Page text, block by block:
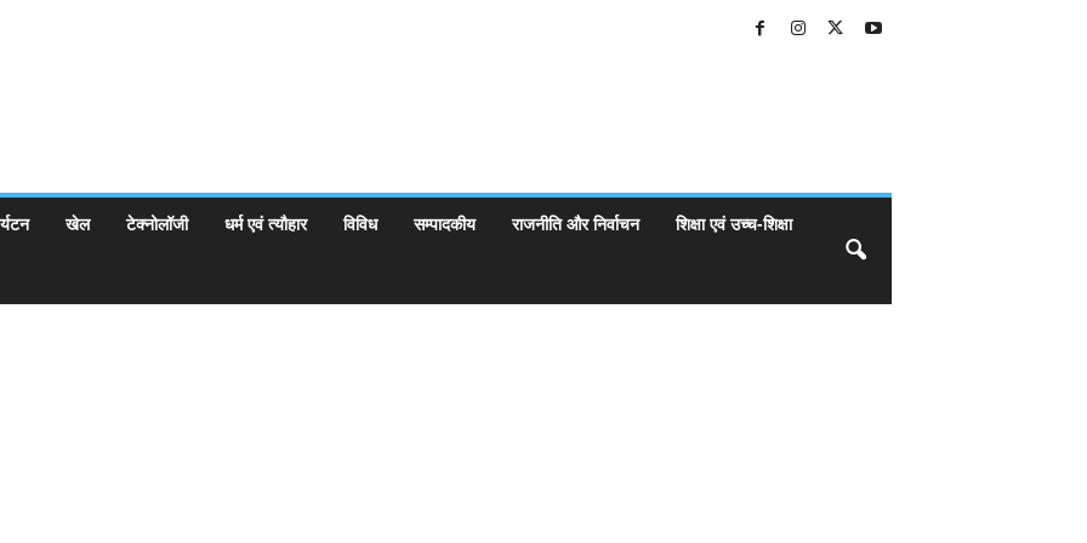
खेल टेक्नोलॉजी धर्म एवं त्यौहार विविध सम्पादकीय राजनीति और निर्वाचन शिक्षा एवं उच्च-शिक्षा